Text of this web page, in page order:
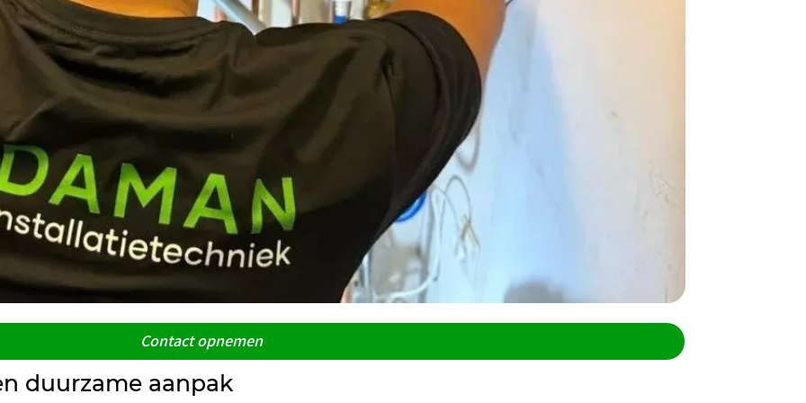
Contact opnemen
duurzame aanpak